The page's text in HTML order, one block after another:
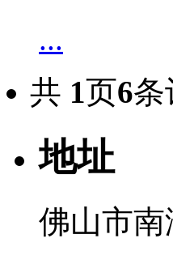
...
共 1页6条
地址
佛山市南